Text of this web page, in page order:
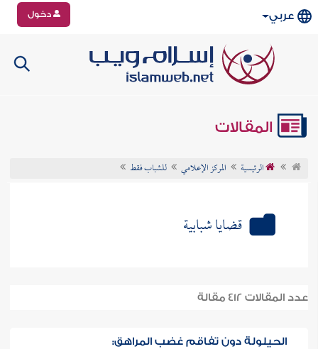
عربي دخول
المقالات
الرئيسية المركز الإعلامي للشباب فقط
قضايا شبابية
عدد المقالات 412 مقالة
الحيلولة دون تفاقم غضب المراهق: